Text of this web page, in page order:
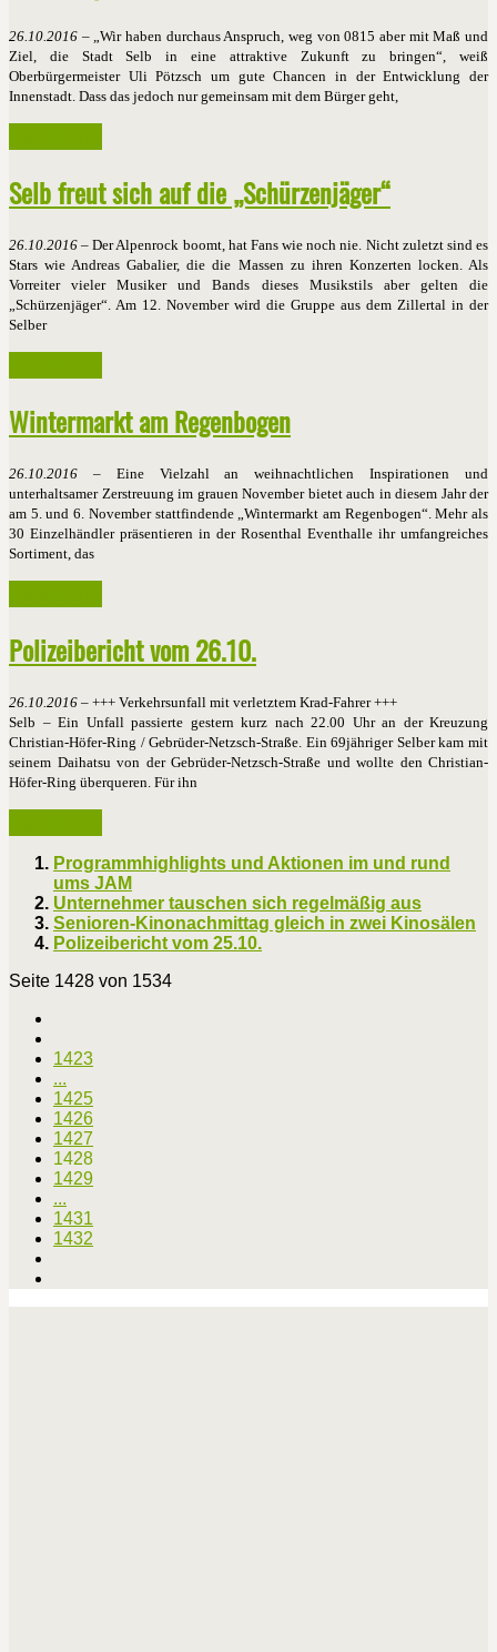
26.10.2016 – „Wir haben durchaus Anspruch, weg von 0815 aber mit Maß und
Ziel, die Stadt Selb in eine attraktive Zukunft zu bringen“, weiß
Oberbürgermeister Uli Pötzsch um gute Chancen in der Entwicklung der
Innenstadt. Dass das jedoch nur gemeinsam mit dem Bürger geht,
Selb freut sich auf die „Schürzenjäger“
26.10.2016 – Der Alpenrock boomt, hat Fans wie noch nie. Nicht zuletzt sind es
Stars wie Andreas Gabalier, die die Massen zu ihren Konzerten locken. Als
Vorreiter vieler Musiker und Bands dieses Musikstils aber gelten die
„Schürzenjäger“. Am 12. November wird die Gruppe aus dem Zillertal in der
Selber
Wintermarkt am Regenbogen
26.10.2016 – Eine Vielzahl an weihnachtlichen Inspirationen und
unterhaltsamer Zerstreuung im grauen November bietet auch in diesem Jahr der
am 5. und 6. November stattfindende „Wintermarkt am Regenbogen“. Mehr als
30 Einzelhändler präsentieren in der Rosenthal Eventhalle ihr umfangreiches
Sortiment, das
Polizeibericht vom 26.10.
26.10.2016 – +++ Verkehrsunfall mit verletztem Krad-Fahrer +++
Selb – Ein Unfall passierte gestern kurz nach 22.00 Uhr an der Kreuzung
Christian-Höfer-Ring / Gebrüder-Netzsch-Straße. Ein 69jähriger Selber kam mit
seinem Daihatsu von der Gebrüder-Netzsch-Straße und wollte den Christian-
Höfer-Ring überqueren. Für ihn
Programmhighlights und Aktionen im und rund
ums JAM
Unternehmer tauschen sich regelmäßig aus
Senioren-Kinonachmittag gleich in zwei Kinosälen
Polizeibericht vom 25.10.
Seite 1428 von 1534
1423
...
1425
1426
1427
1428
1429
...
1431
1432